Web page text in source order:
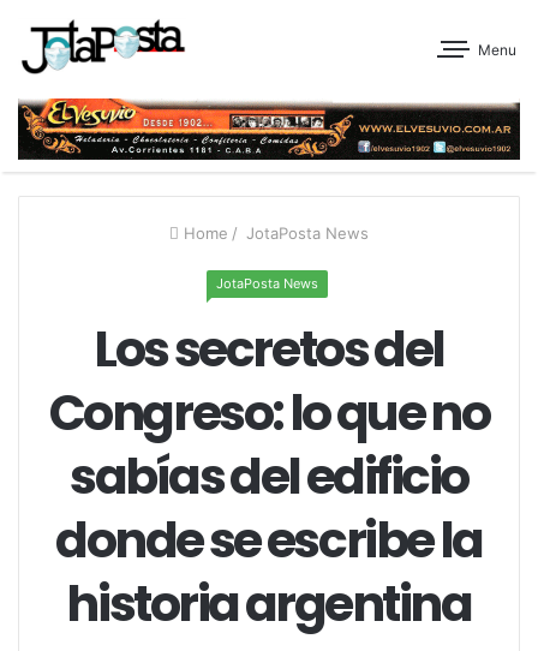
Menu
Home / JotaPosta News
JotaPosta News
Los secretos del
Congreso: lo que no
sabías del edificio
donde se escribe la
historia argentina